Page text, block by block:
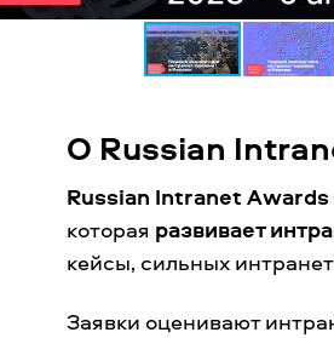
О Russian
Russian Intranet Awards
которая развивает
кейсы, сильных
Заявки оценивают